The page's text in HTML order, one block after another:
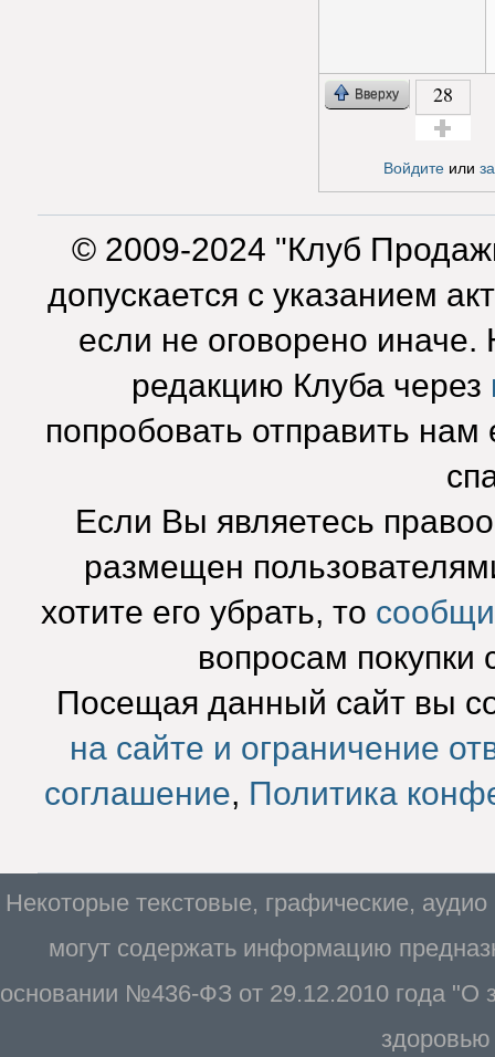
Вверху 28
Войдитеили
© 2009-2024 "Клуб
допускается с указанием
если не оговорено
редакцию Клуба через
попробовать отправить нам
Если Вы являетесь
размещен
хотите его убрать, то
вопросам покупки
Посещая данный сайт вы
на сайте и ограничение
соглашение, Политика
Некоторые текстовые, графические,
могут содержать информацию
основании №436-ФЗ от 29.12.2010 года "О